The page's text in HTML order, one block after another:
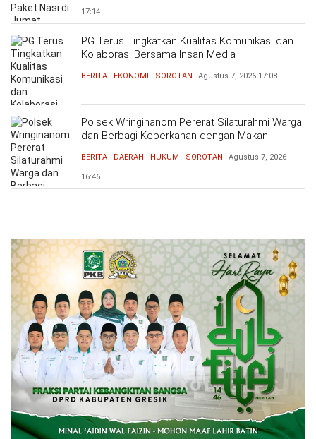
17:14
PG Terus Tingkatkan Kualitas Komunikasi dan
Kolaborasi Bersama Insan Media
BERITA EKONOMI SOROTAN Agustus 7, 2026 17:08
Polsek Wringinanom Pererat Silaturahmi Warga
dan Berbagi Keberkahan dengan Makan
BERITA DAERAH HUKUM SOROTAN Agustus 7, 2026
16:46